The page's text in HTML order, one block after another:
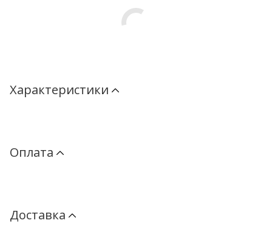
Характеристики
Оплата
Доставка